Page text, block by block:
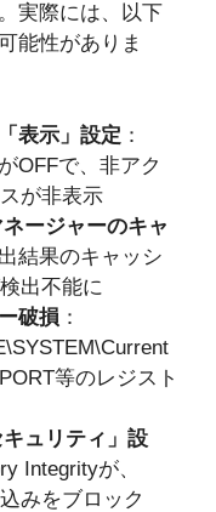
実際には、以下
能性がありま
表示」設定 ：
OFFで、非アク
が非表示
ージャーのキャ
結果のキャッシ
出不能に
破損 ：
等のレジスト
ュリティ」設
Integrityが、
みをブロック